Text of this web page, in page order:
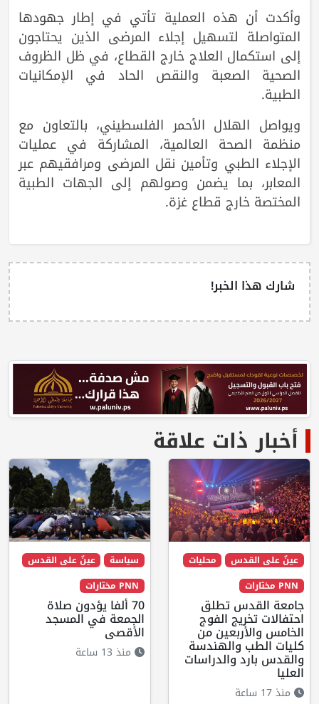
وأكدت أن هذه العملية تأتي في إطار جهودها
المتواصلة لتسهيل إجلاء المرضى الذين يحتاجون
إلى استكمال العلاج خارج القطاع، في ظل الظروف
الصحية الصعبة والنقص الحاد في الإمكانيات
الطبية.
ويواصل الهلال الأحمر الفلسطيني، بالتعاون مع
منظمة الصحة العالمية، المشاركة في عمليات
الإجلاء الطبي وتأمين نقل المرضى ومرافقيهم عبر
المعابر، بما يضمن وصولهم إلى الجهات الطبية
المختصة خارج قطاع غزة.
شارك هذا الخبر!
أخبار ذات علاقة
عينٌ على القدس
محليات
PNN مختارات
جامعة القدس تطلق
احتفالات تخريج الفوج
الخامس والأربعين من
كليات الطب والهندسة
والقدس بارد والدراسات
العليا
منذ 17 ساعة
سياسة
عينٌ على القدس
PNN مختارات
70 ألفا يؤدون صلاة
الجمعة في المسجد
الأقصى
منذ 13 ساعة